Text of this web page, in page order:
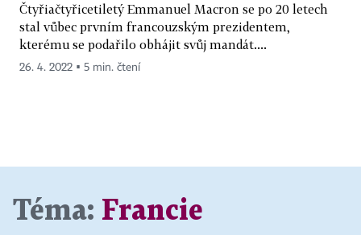
Čtyřiačtyřicetiletý Emmanuel Macron se po 20 letech
stal vůbec prvním francouzským prezidentem,
kterému se podařilo obhájit svůj mandát....
26. 4. 2022 ▪ 5 min. čtení
Téma: Francie